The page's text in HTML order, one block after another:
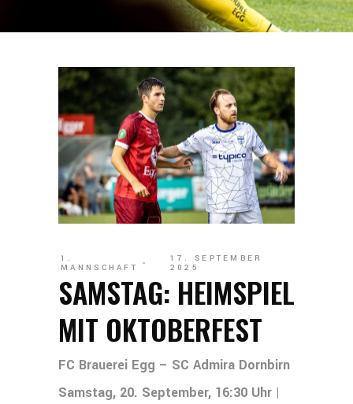
1.
MANNSCHAFT
17. SEPTEMBER
2025
SAMSTAG: HEIMSPIEL
MIT OKTOBERFEST
FC Brauerei Egg – SC Admira Dornbirn
Samstag, 20. September, 16:30 Uhr |